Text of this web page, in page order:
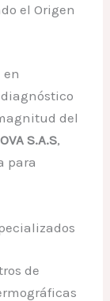
el Origen
del
S.A.S,
para
de